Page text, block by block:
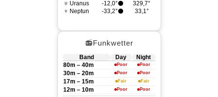
♅ Uranus
-12,0°⚫
329,7°
♆ Neptun
-33,2°⚫ 33,1°
📻Funkwetter
Band Day
Night
80m – 40m
Poor Poor
30m – 20m Poor Poor
17m – 15m Fair Fair
12m – 10m Poor Poor